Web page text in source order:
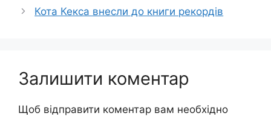
Кота Кекса внесли до книги рекордів
Залишити коментар
Щоб відправити коментар вам необхідно